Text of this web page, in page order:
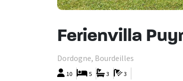
Ferienvilla
Dordogne, Bourdeilles
10 3 3
5